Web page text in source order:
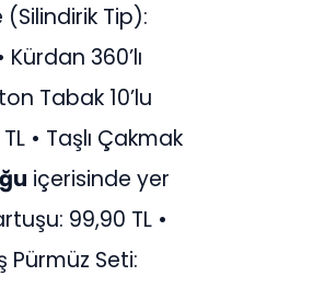
Tip):
360’lı
Tabak 10’lu
• Taşlı Çakmak
içerisinde yer
99,90 TL •
Pürmüz Seti: